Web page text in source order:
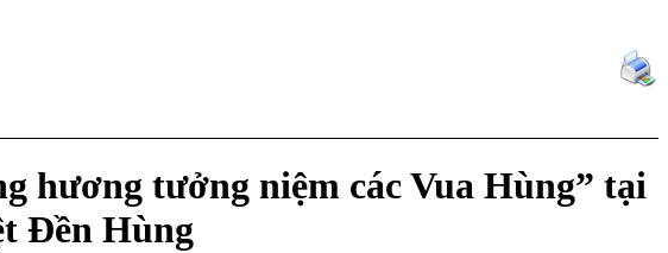
hương tưởng niệm các Vua Hùng” tại
Đền Hùng